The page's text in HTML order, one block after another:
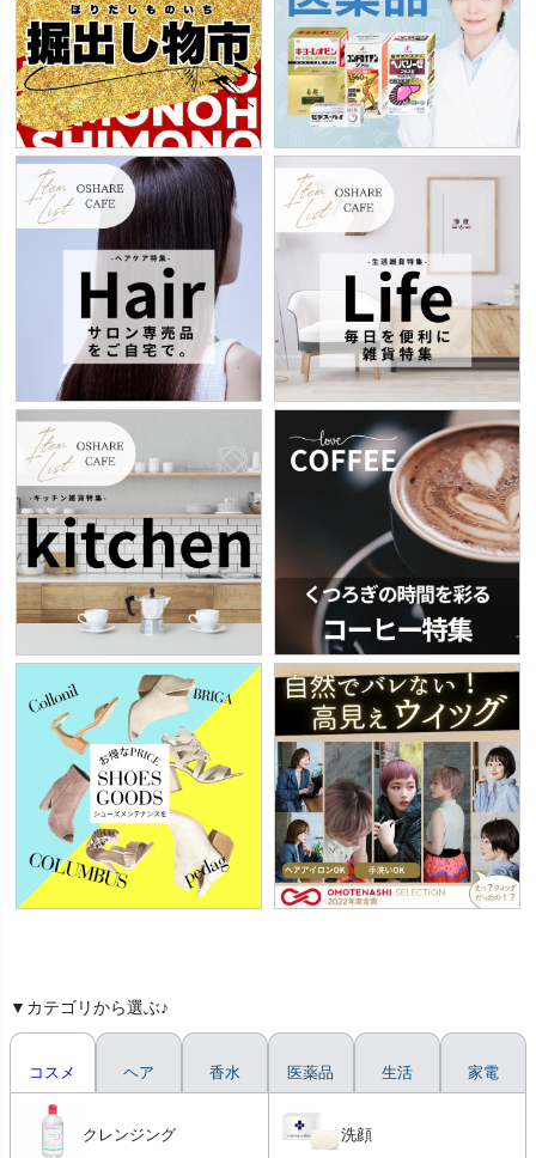
▼カテゴリから選ぶ♪
コスメ
クレンジング 洗顔
ヘア 香水 医薬品 生活 家電